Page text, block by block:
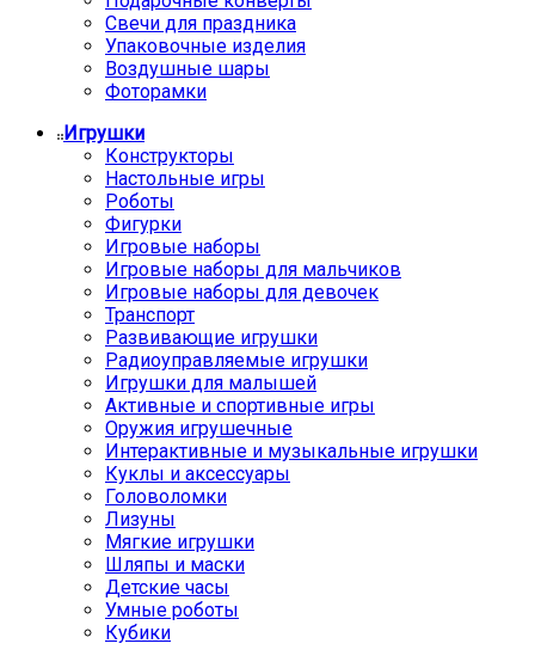
Свечи для праздника
Упаковочные изделия
Воздушные шары
Фоторамки
Игрушки
Конструкторы
Настольные игры
Роботы
Фигурки
Игровые наборы
Игровые наборы для мальчиков
Игровые наборы для девочек
Транспорт
Развивающие игрушки
Радиоуправляемые игрушки
Игрушки для малышей
Активные и спортивные игры
Оружия игрушечные
Интерактивные и музыкальные игрушки
Куклы и аксессуары
Головоломки
Лизуны
Мягкие игрушки
Шляпы и маски
Детские часы
Умные роботы
Кубики